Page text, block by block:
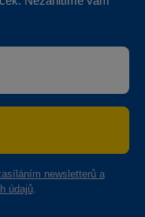
newsletterů a
údajů.